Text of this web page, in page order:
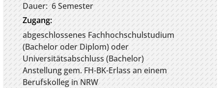
Dauer: 6 Semester
Zugang:
abgeschlossenes Fachhochschulstudium
(Bachelor oder Diplom) oder
Universitätsabschluss (Bachelor)
Anstellung gem. FH-BK-Erlass an einem
Berufskolleg in NRW